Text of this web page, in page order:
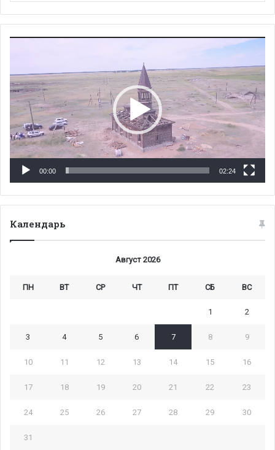
00:00 02:24
Календарь
Август 2026
ПН ВТ СР ЧТ ПТ СБ ВС
1 2
3 4 5 6 7 8 9
10 11 12 13 14 15 16
17 18 19 20 21 22 23
24 25 26 27 28 29 30
31